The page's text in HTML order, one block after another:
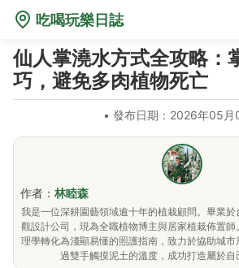
吃喝玩樂日誌
仙人掌澆水方式全攻略：
巧，避免多肉植物死亡
• 發布日期：2026年05月
作者： 林睦森
我是一位深耕園藝領域逾十年的植栽顧問。畢業
觀設計公司，現為全職植物博主與居家植栽佈置
理學轉化為淺顯易懂的照護指南，致力於協助城
過雙手觸摸泥土的溫度，成功打造屬於自